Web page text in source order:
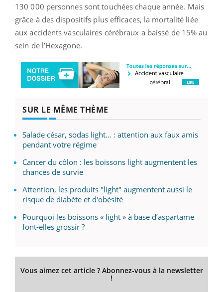
130 000 personnes sont touchées chaque année. Mais
grâce à des dispositifs plus efficaces, la mortalité liée
aux accidents vasculaires cérébraux a baissé de 15% au
sein de l’Hexagone.
SUR LE MÊME THÈME
Salade césar, sodas light... : attention aux faux amis
pendant votre régime
Cancer du côlon : les boissons light augmentent les
chances de survie
Attention, les produits "light" augmentent aussi le
risque de diabète et d'obésité
Pourquoi les boissons « light » à base d’aspartame
font-elles grossir ?
Vous aimez cet article ? Abonnez-vous à la newsletter
!